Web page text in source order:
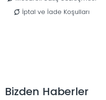
İptal ve İade Koşulları
Bizden Haberler